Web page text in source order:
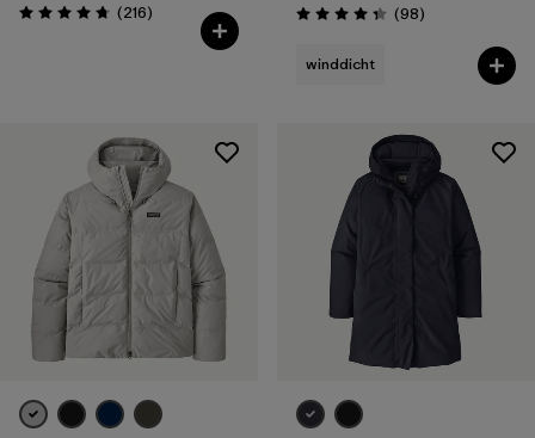
Bewertung: 4.8 / 5
(216Rezensionen
)
Bewertung: 4.3 / 5
(98Rezensionen
)
winddicht